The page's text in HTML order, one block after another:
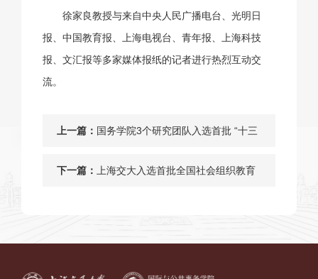
徐家良教授与来自中央人民广播电台、光明日
报、中国教育报、上海电视台、青年报、上海科技
报、文汇报等多家媒体报纸的记者进行热烈互动交
流。
上一篇： 国务学院3个研究团队入选首批 “十三
五”上海民政科研基地
下一篇： 上海交大入选首批全国社会组织教育